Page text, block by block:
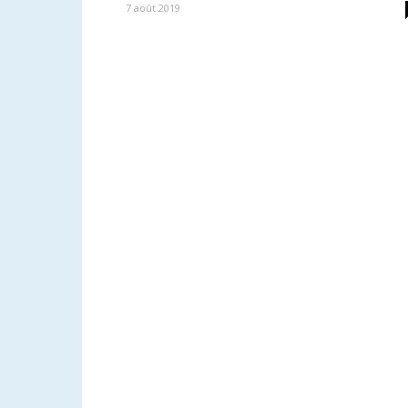
7 août 2019